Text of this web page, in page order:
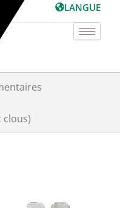
LANGUE
clous)